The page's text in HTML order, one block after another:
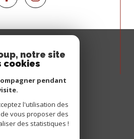
connecter
notre site
cookies
pendant
l'utilisation des
vous proposer des
des statistiques !